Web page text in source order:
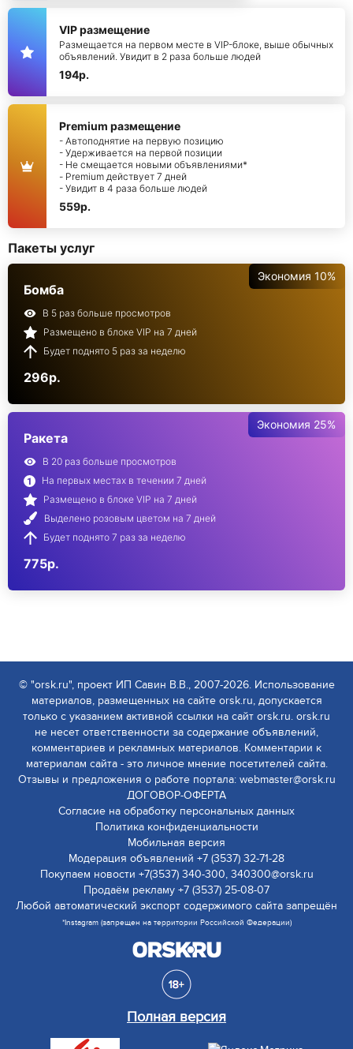
VIP размещение
Размещается на первом месте в VIP-блоке, выше обычных
объявлений. Увидит в 2 раза больше людей
194р.
Premium размещение
- Автоподнятие на первую позицию
- Удерживается на первой позиции
- Не смещается новыми объявлениями*
- Premium действует 7 дней
- Увидит в 4 раза больше людей
559р.
Пакеты услуг
Экономия 10%
Бомба
В 5 раз больше просмотров
Размещено в блоке VIP на 7 дней
Будет поднято 5 раз за неделю
296р.
Экономия 25%
Ракета
В 20 раз больше просмотров
На первых местах в течении 7 дней
Размещено в блоке VIP на 7 дней
Выделено розовым цветом на 7 дней
Будет поднято 7 раз за неделю
775р.
© "orsk.ru", проект ИП Савин В.В., 2007-2026. Использование
материалов, размещенных на сайте orsk.ru, допускается
только с указанием активной ссылки на сайт orsk.ru. orsk.ru
не несет ответственности за содержание объявлений,
комментариев и рекламных материалов. Комментарии к
материалам сайта - это личное мнение посетителей сайта.
Отзывы и предложения о работе портала: webmaster@orsk.ru
ДОГОВОР-ОФЕРТА
Согласие на обработку персональных данных
Политика конфиденциальности
Мобильная версия
Модерация объявлений +7 (3537) 32-71-28
Покупаем новости +7(3537) 340-300, 340300@orsk.ru
Продаём рекламу +7 (3537) 25-08-07
Любой автоматический экспорт содержимого сайта запрещён
*Instagram (запрещен на территории Российской Федерации)
Полная версия